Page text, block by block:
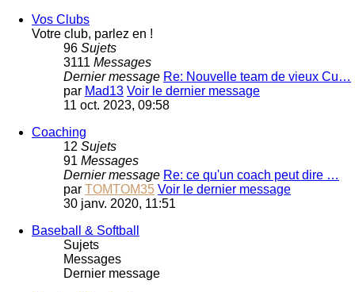
Vos Clubs
Votre club, parlez en !
96 Sujets
3111 Messages
Dernier message Re: Nouvelle team de vieux Cu…
par Mad13 Voir le dernier message
11 oct. 2023, 09:58
Coaching
12 Sujets
91 Messages
Dernier message Re: ce qu'un coach peut dire …
par TOMTOM35 Voir le dernier message
30 janv. 2020, 11:51
Baseball & Softball
Sujets
Messages
Dernier message